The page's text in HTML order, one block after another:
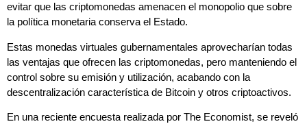
evitar que las criptomonedas amenacen el monopolio que sobre
la política monetaria conserva el Estado.
Estas monedas virtuales gubernamentales aprovecharían todas
las ventajas que ofrecen las criptomonedas, pero manteniendo el
control sobre su emisión y utilización, acabando con la
descentralización característica de Bitcoin y otros criptoactivos.
En una reciente encuesta realizada por The Economist, se reveló